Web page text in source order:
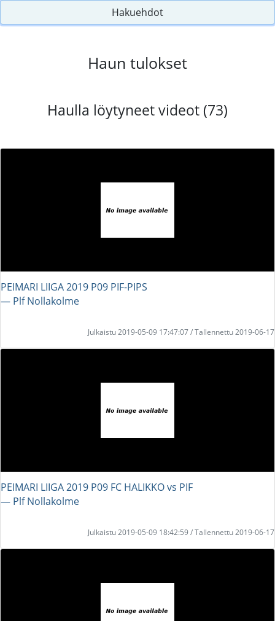
Hakuehdot
Haun tulokset
Haulla löytyneet videot (73)
PEIMARI LIIGA 2019 P09 PIF-PIPS
― Plf Nollakolme
Julkaistu 2019-05-09 17:47:07 / Tallennettu 2019-06-17
PEIMARI LIIGA 2019 P09 FC HALIKKO vs PIF
― Plf Nollakolme
Julkaistu 2019-05-09 18:42:59 / Tallennettu 2019-06-17